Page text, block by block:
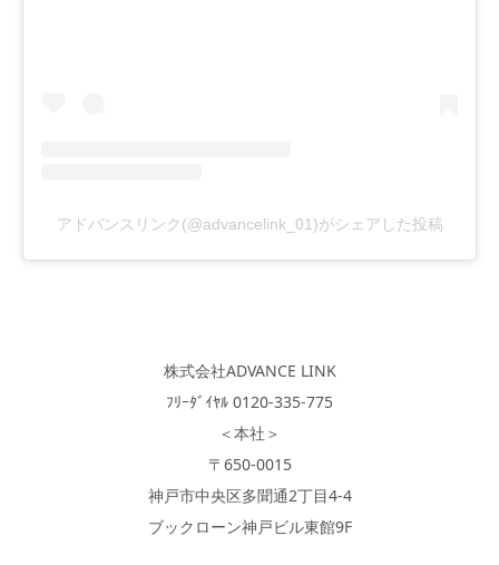
アドバンスリンク(@advancelink_01)がシェアした投稿
株式会社ADVANCE LINK
ﾌﾘｰﾀﾞｲﾔﾙ 0120-335-775
＜本社＞
〒650-0015
神戸市中央区多聞通2丁目4-4
ブックローン神戸ビル東館9F